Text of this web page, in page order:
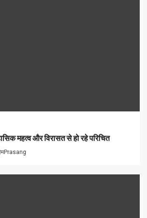
महत्व और विरासत से हो रहे परिचित